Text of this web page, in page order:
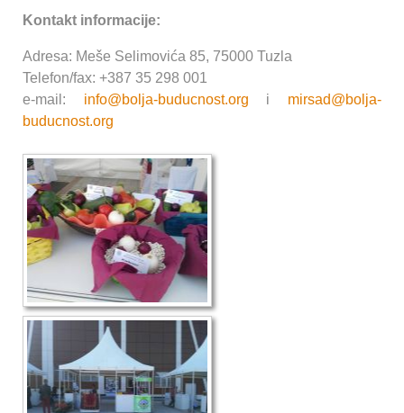
Kontakt informacije:
Adresa: Meše Selimovića 85, 75000 Tuzla
Telefon/fax: +387 35 298 001
e-mail: info@bolja-buducnost.org i mirsad@bolja-
buducnost.org